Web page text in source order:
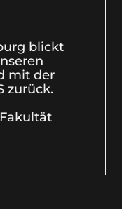
blickt
mit der
zurück.